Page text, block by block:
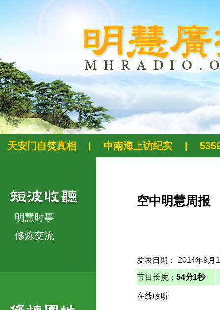
天安门自焚真相 中南海上访纪实
明慧时事
修炼交流
空中明慧周报
发表日期： 2014年9月
节目长度： 54分1秒
在线收听